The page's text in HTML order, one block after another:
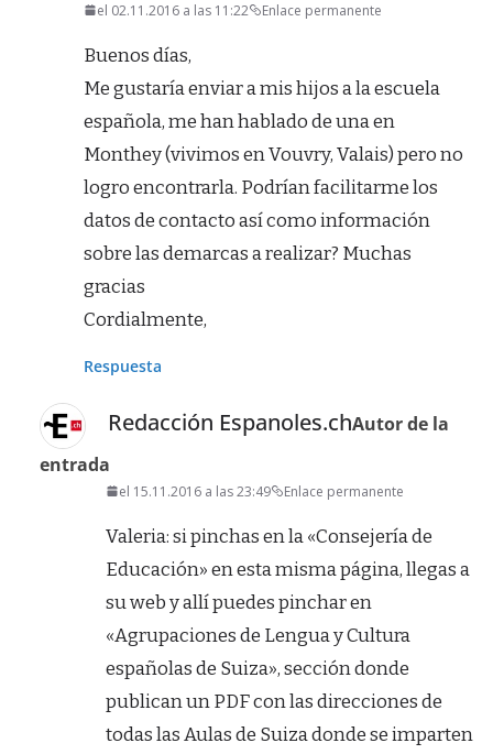
el 02.11.2016 a las 11:22 Enlace permanente
Buenos días,
Me gustaría enviar a mis hijos a la escuela
española, me han hablado de una en
Monthey (vivimos en Vouvry, Valais) pero no
logro encontrarla. Podrían facilitarme los
datos de contacto así como información
sobre las demarcas a realizar? Muchas
gracias
Cordialmente,
Respuesta
Redacción Espanoles.chAutor de la
entrada
el 15.11.2016 a las 23:49 Enlace permanente
Valeria: si pinchas en la «Consejería de
Educación» en esta misma página, llegas a
su web y allí puedes pinchar en
«Agrupaciones de Lengua y Cultura
españolas de Suiza», sección donde
publican un PDF con las direcciones de
todas las Aulas de Suiza donde se imparten